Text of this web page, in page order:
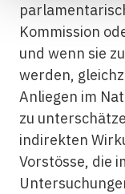
Kommission
und wenn sie
werden,
Anliegen im
zu
indirekten
Vorstösse, die